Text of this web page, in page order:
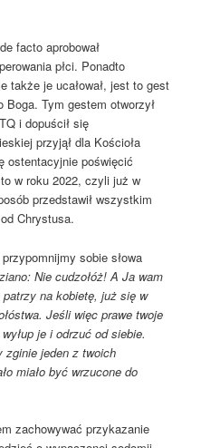
facto aprobował
płci. Ponadto
także je ucałował, jest to gest
Tym gestem otworzył
i dopuścił się
przyjął dla Kościoła
ostentacyjnie poświęcić
w roku 2022, czyli już w
przedstawił wszystkim
Chrystusa.
sobie słowa
Nie cudzołóż! A Ja wam
na kobietę, już się w
Jeśli więc prawe twoje
je i odrzuć od siebie.
zginie jeden z twoich
miało być wrzucone do
zachowywać przykazanie